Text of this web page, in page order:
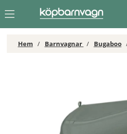
Hem Barnvagnar Bugaboo